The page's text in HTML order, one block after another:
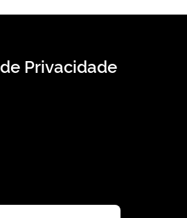
Privacidade